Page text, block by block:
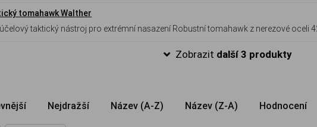
pro prosekávání hustou vegetací i náročné outdoorové expedice.
tomahawk Walther
taktický nástroj pro extrémní nasazení Robustní tomahawk z nerezové oceli
hrotu na rozbíjení skla jde o nepostradatelný prvek výbavy pro outdoorové
Zobrazit další 3 produkty
Nejdražší Název (A-Z) Název (Z-A) Hodnocení